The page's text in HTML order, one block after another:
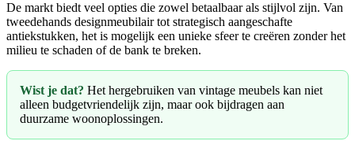
De markt biedt veel opties die zowel betaalbaar als stijlvol zijn. Van
tweedehands designmeubilair tot strategisch aangeschafte
antiekstukken, het is mogelijk een unieke sfeer te creëren zonder het
milieu te schaden of de bank te breken.
Wist je dat? Het hergebruiken van vintage meubels kan niet
alleen budgetvriendelijk zijn, maar ook bijdragen aan
duurzame woonoplossingen.